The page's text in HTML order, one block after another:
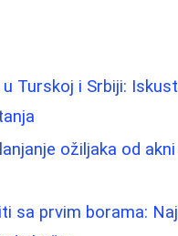
Turskoj i Srbiji:
ožiljaka od
sa prvim borama: